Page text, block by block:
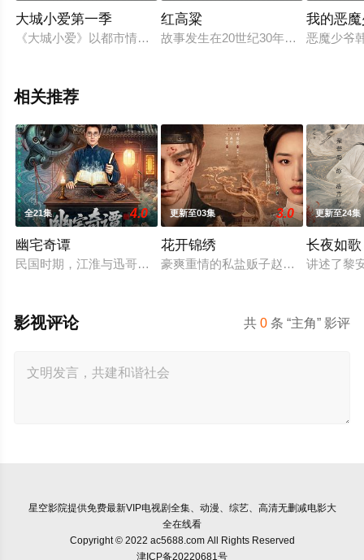
大城小爱第一季
《大城小爱》以都市情感和社会百态为基调，通过展现都市人
红高粱
故事发生在20世纪30年代，乱象横
我的恶
恶魔少爷
相关推荐
全21集 4.0
幽宅奇谭
民国时期，江淮与迅哥组成说书班子，偶遇“白天人住屋，晚上
更新至03集 3.0
花开锦绣
豪爽重情的私盐贩子赵凌虽出身草莽
更新至24集
长夜如歌
讲述了黎
共0 条 “主角” 影评
影视评论
星空影院提供免费最新VIP电视剧全集、动漫、综艺、高清无删减电影大
全在线看
Copyright © 2022 ac5688.com All Rights Reserved
津ICP备20220681号